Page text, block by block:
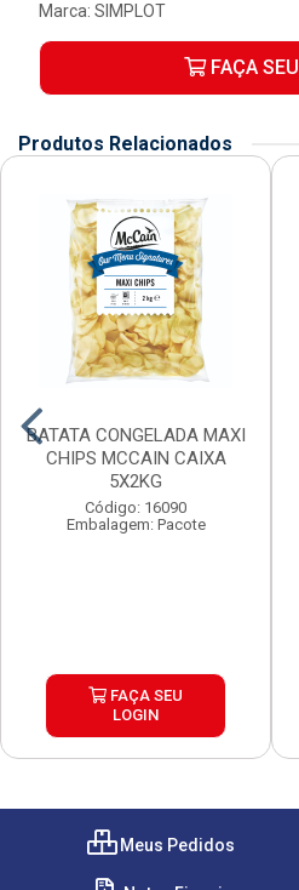
Marca: SIMPLOT
FAÇA
Produtos Relacionados
BATATA CONGELADA MAXI
CHIPS MCCAIN CAIXA
5X2KG
Código: 16090
Embalagem: Pacote
FAÇA SEU
LOGIN
Meus Pedidos